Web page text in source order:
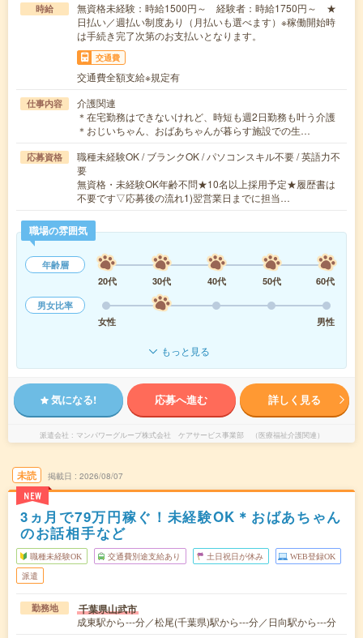
時給
無資格未経験：時給1500円～ 経験者：時給1750円～ ★
日払い／週払い制度あり（月払いも選べます）※稼働開始時
は手続き完了次第のお支払いとなります。
交通費
交通費全額支給※規定有
仕事内容
介護関連
＊在宅勤務はできないけれど、時短も週2日勤務も叶う介護
＊おじいちゃん、おばあちゃんが暮らす施設での生…
応募資格
職種未経験OK / ブランクOK / パソコンスキル不要 / 英語力不
要
無資格・未経験OK年齢不問★10名以上採用予定★履歴書は
不要です▽応募後の流れ1)翌営業日までに担当…
職場の雰囲気
年齢層
20代
30代 40代 50代
60代
男女比率
女性
男性
もっと見る
気になる! 応募へ進む 詳しく見る
派遣会社 マンパワーグループ株式会社 ケアサービス事業部 （医療福祉介護関連）
未読
NEW
掲載日 2026/08/07
3ヵ月で79万円稼ぐ！未経験OK＊おばあちゃん
のお話相手など
職種未経験OK 交通費別途支給あり 土日祝日が休み WEB登録OK
派遣
勤務地 千葉県山武市
成東駅から---分／松尾(千葉県)駅から---分／日向駅から---分